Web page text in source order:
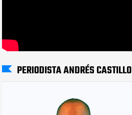
PERIODISTA ANDRÉS CASTILLO